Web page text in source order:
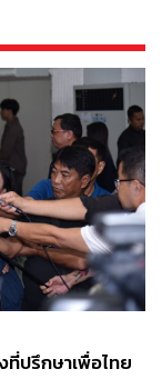
ปรึกษาเพื่อไทย